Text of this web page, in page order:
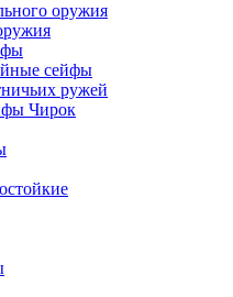
оружия
сейфы
ружей
Чирок